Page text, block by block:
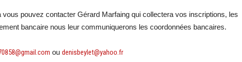
pouvez contacter Gérard Marfaing qui collectera vos inscriptions, les
bancaire nous leur communiquerons les coordonnées bancaires.
ou denisbeylet@yahoo.fr